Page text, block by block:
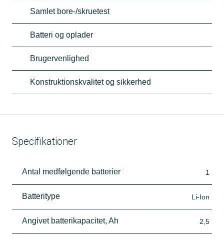
Samlet bore-/skruetest
Batteri og oplader
Brugervenlighed
Konstruktionskvalitet og sikkerhed
Specifikationer
Antal medfølgende batterier 1
Batteritype Li-Ion
Angivet batterikapacitet, Ah 2,5